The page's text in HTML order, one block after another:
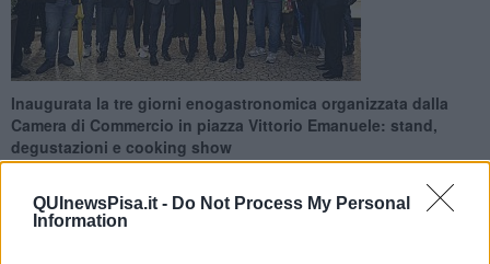
QUInewsPisa.it - Do Not Process My Personal
Information
Inaugurata la tre giorni enogastronomica organizzata dalla
Camera di Commercio in piazza Vittorio Emanuele: stand,
degustazioni e cooking show